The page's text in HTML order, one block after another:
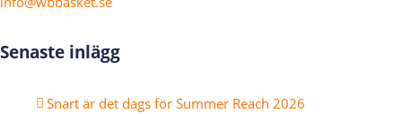
Senaste inlägg
Snart är det dags för Summer Reach 2026